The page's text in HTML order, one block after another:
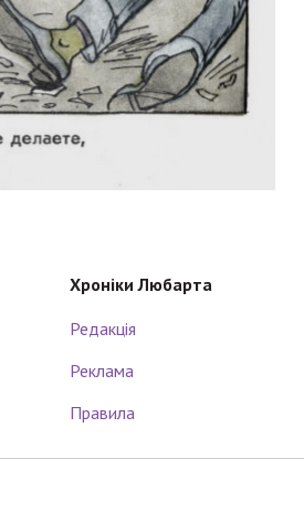
Хроніки Любарта
Редакція
Реклама
Правила